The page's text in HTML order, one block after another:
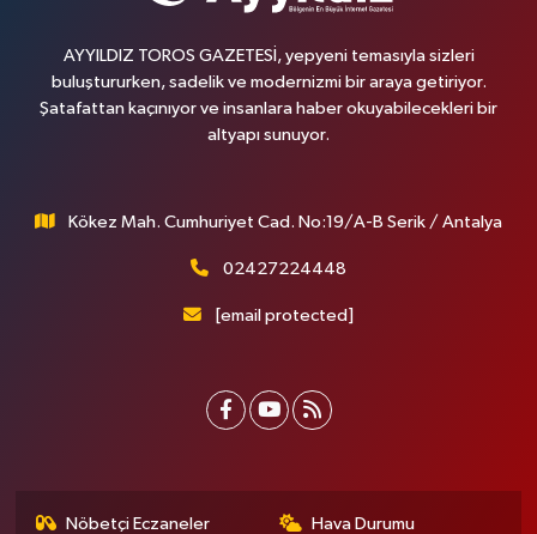
AYYILDIZ TOROS GAZETESİ, yepyeni temasıyla sizleri
buluştururken, sadelik ve modernizmi bir araya getiriyor.
Şatafattan kaçınıyor ve insanlara haber okuyabilecekleri bir
altyapı sunuyor.
Kökez Mah. Cumhuriyet Cad. No:19/A-B Serik / Antalya
02427224448
[email protected]
Nöbetçi Eczaneler Hava Durumu